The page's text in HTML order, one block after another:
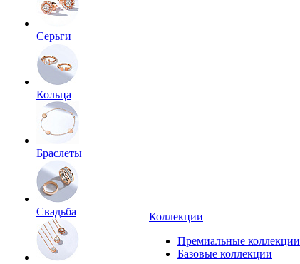
Серьги
Кольца
Браслеты
Свадьба
Коллекции
Премиальные коллекции
Базовые коллекции